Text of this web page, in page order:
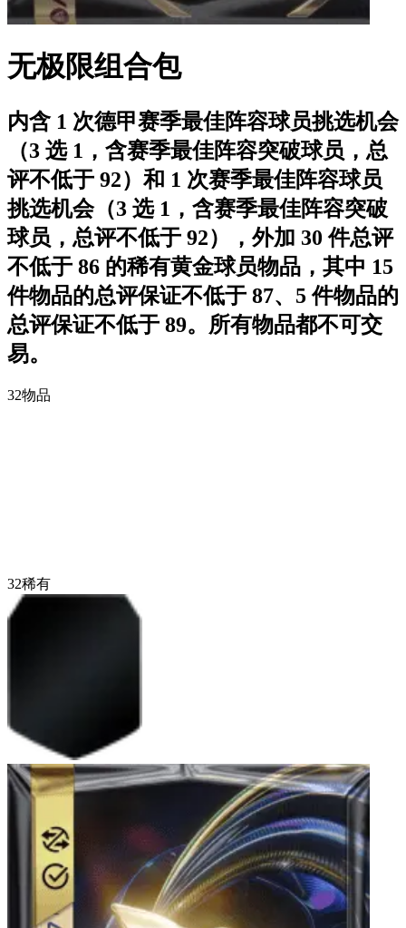
无极限组合包
内含 1 次德甲赛季最佳阵容球员挑选机会
（3 选 1，含赛季最佳阵容突破球员，总
评不低于 92）和 1 次赛季最佳阵容球员
挑选机会（3 选 1，含赛季最佳阵容突破
球员，总评不低于 92），外加 30 件总评
不低于 86 的稀有黄金球员物品，其中 15
件物品的总评保证不低于 87、5 件物品的
总评保证不低于 89。所有物品都不可交
易。
32物品
32稀有